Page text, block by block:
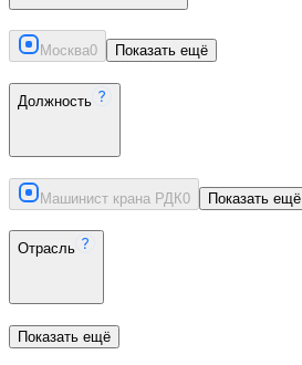
Москва0 Показать ещё
Должность
Машинист крана РДК0 Показать ещё
Отрасль
Показать ещё